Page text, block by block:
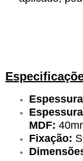
MDF:
Fixação: